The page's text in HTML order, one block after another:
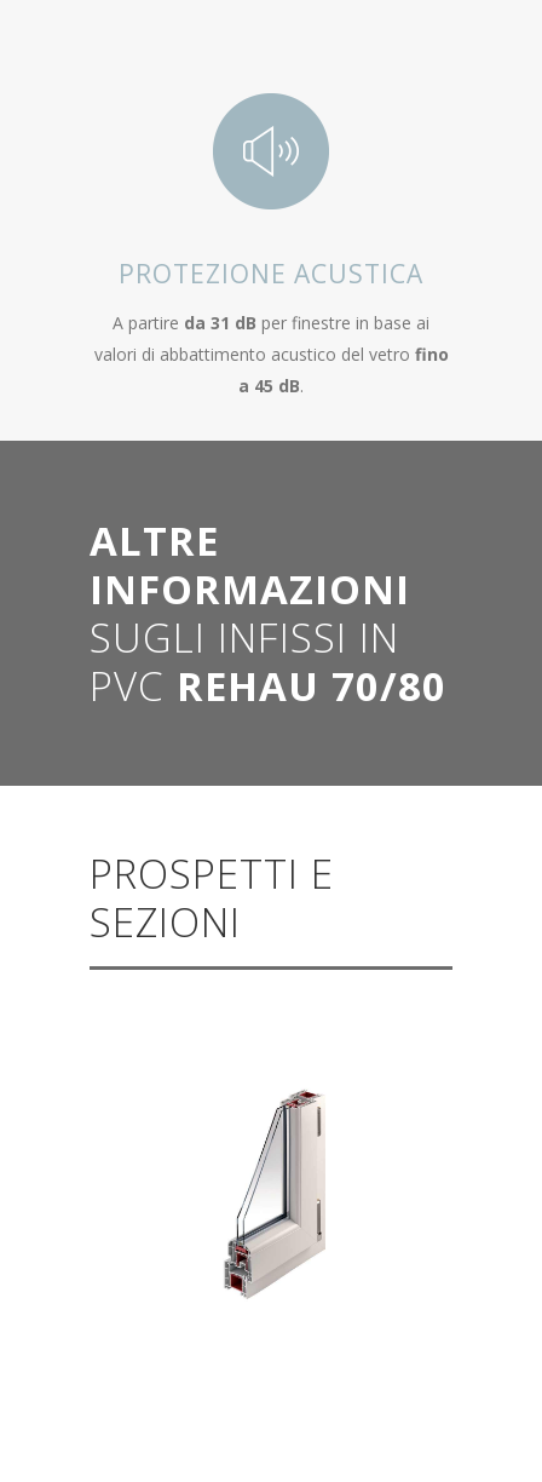
PROTEZIONE ACUSTICA
A partire da 31 dB per finestre in base ai
valori di abbattimento acustico del vetro fino
a 45 dB.
ALTRE
INFORMAZIONI
SUGLI INFISSI IN
PVC REHAU 70/80
PROSPETTI E
SEZIONI